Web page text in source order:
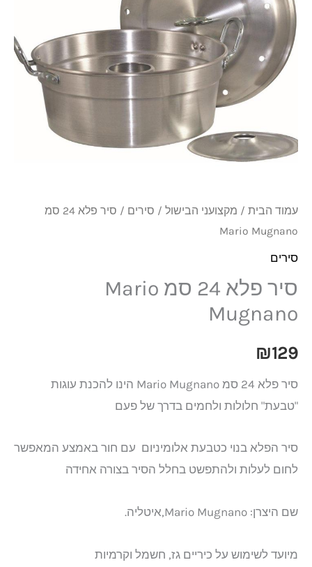
עמוד הבית / מקצועני הבישול / סירים
/ סיר פלא 24 סמ
Mario Mugnano
סירים
סיר פלא 24 סמ Mario
Mugnano
₪129
סיר פלא 24 סמ Mario Mugnano הינו להכנת עוגות
"טבעת" חלולות ולחמים בדרך של פעם
סיר הפלא בנוי כטבעת אלומיניום עם חור באמצע המאפשר
לחום לעלות ולהתפשט בחלל הסיר בצורה אחידה
שם היצרן: Mario Mugnano,איטליה.
מיועד לשימוש על כיריים גז, חשמל וקרמיות
סמ
Mario
Mugnano